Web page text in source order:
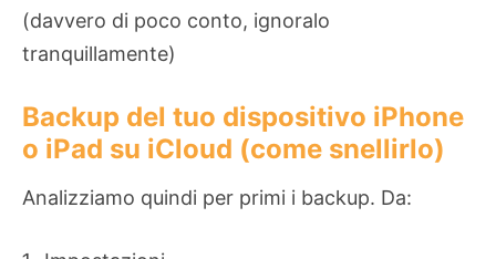
(davvero di poco conto, ignoralo
tranquillamente)
Backup del tuo dispositivo iPhone
o iPad su iCloud (come snellirlo)
Analizziamo quindi per primi i backup. Da: